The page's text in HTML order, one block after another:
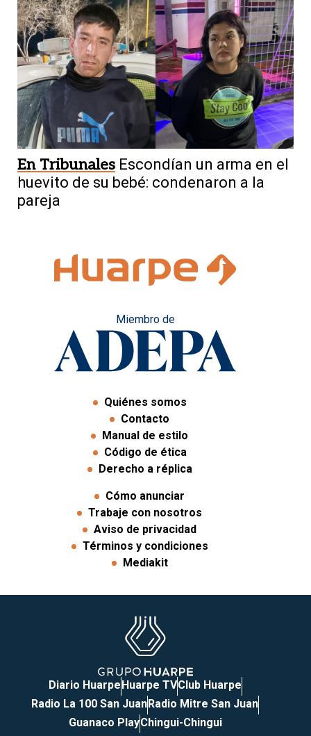
En Tribunales Escondían un arma en el
huevito de su bebé: condenaron a la
pareja
Miembro de
Quiénes somos
Contacto
Manual de estilo
Código de ética
Derecho a réplica
Cómo anunciar
Trabaje con nosotros
Aviso de privacidad
Términos y condiciones
Mediakit
Diario HuarpeHuarpe TVClub Huarpe
Radio La 100 San JuanRadio Mitre San Juan
Guanaco PlayChingui-Chingui